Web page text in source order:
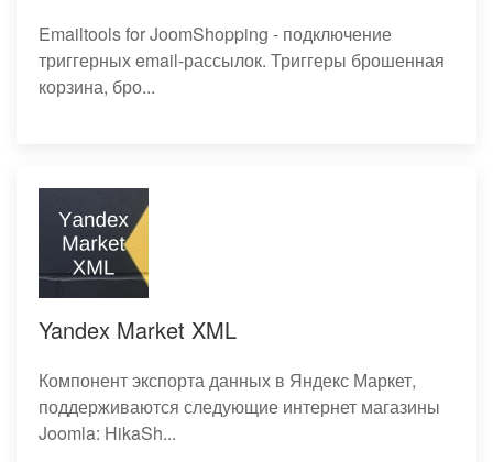
Emailtools for JoomShopping - подключение
триггерных email-рассылок. Триггеры брошенная
корзина, бро...
Yandex Market XML
Компонент экспорта данных в Яндекс Маркет,
поддерживаются следующие интернет магазины
Joomla: HikaSh...